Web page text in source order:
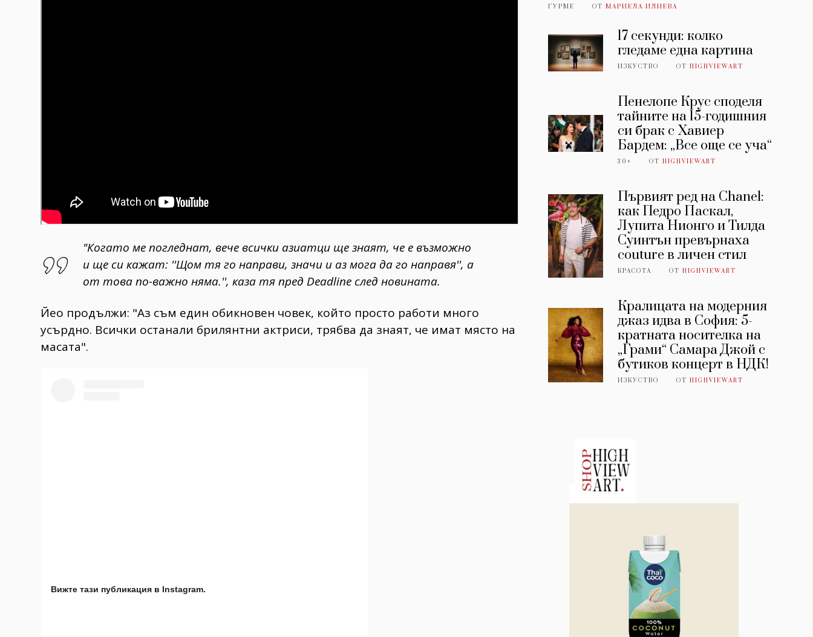
"Когато ме погледнат, вече всички азиатци ще знаят, че е възможно
и ще си кажат: ''Щом тя го направи, значи и аз мога да го направя'', а
от това по-важно няма.'', каза тя пред Deadline след новината.
Йео продължи: "Аз съм един обикновен човек, който просто работи много
усърдно. Всички останали брилянтни актриси, трябва да знаят, че имат място на
масата".
Вижте тази публикация в Instagram.
ГУРМЕ ОТ МАРИЕЛА ИЛИЕВА
17 секунди: колко
гледаме една картина
ИЗКУСТВО ОТHIGHVIEWART
Пенелопе Крус споделя
тайните на 15-годишния
си брак с Хавиер
Бардем: „Все още се уча“
30+ ОТHIGHVIEWART
Първият ред на Chanel:
как Педро Паскал,
Лупита Нионго и Тилда
Суинтън превърнаха
couture в личен стил
КРАСОТА ОТHIGHVIEWART
Кралицата на модерния
джаз идва в София: 5-
кратната носителка на
„Грами“ Самара Джой с
бутиков концерт в НДК!
ИЗКУСТВО ОТHIGHVIEWART